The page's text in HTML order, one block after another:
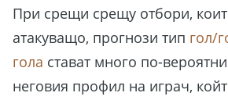
При срещи срещу отбори,
атакуващо, прогнози тип гол/
гола стават много по-
неговия профил на играч,